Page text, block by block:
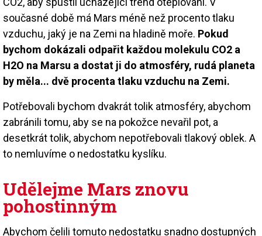
současné době má Mars méně než procento tlaku
vzduchu, jaký je na Zemi na hladině moře. Pokud
bychom dokázali odpařit každou molekulu CO2 a
H2O na Marsu a dostat ji do atmosféry, rudá planeta
by měla... dvě procenta tlaku vzduchu na Zemi.
Potřebovali bychom dvakrát tolik atmosféry, abychom
zabránili tomu, aby se na pokožce nevařil pot, a
desetkrát tolik, abychom nepotřebovali tlakový oblek. A
to nemluvíme o nedostatku kyslíku.
Udělejme Mars znovu
pohostinným
Abychom čelili tomuto nedostatku snadno dostupných